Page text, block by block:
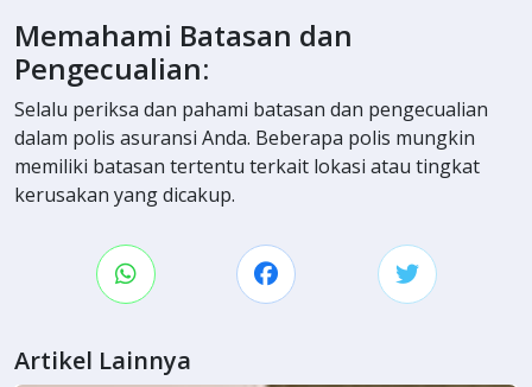
Memahami Batasan dan
Pengecualian:
Selalu periksa dan pahami batasan dan pengecualian
dalam polis asuransi Anda. Beberapa polis mungkin
memiliki batasan tertentu terkait lokasi atau tingkat
kerusakan yang dicakup.
Artikel Lainnya